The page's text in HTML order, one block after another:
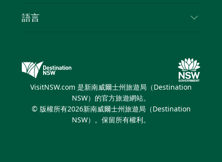
活動
新南威爾斯的商業
新南威爾士州旅遊局（Destination NSW）媒體中
繽紛悉尼燈光音樂節
語言
VisitNSW.com 是新南威爾士州旅遊局（Destination
NSW）的官方旅遊網站。
© 版權所有2026新南威爾士州旅遊局（Destination
NSW）。保留所有權利。